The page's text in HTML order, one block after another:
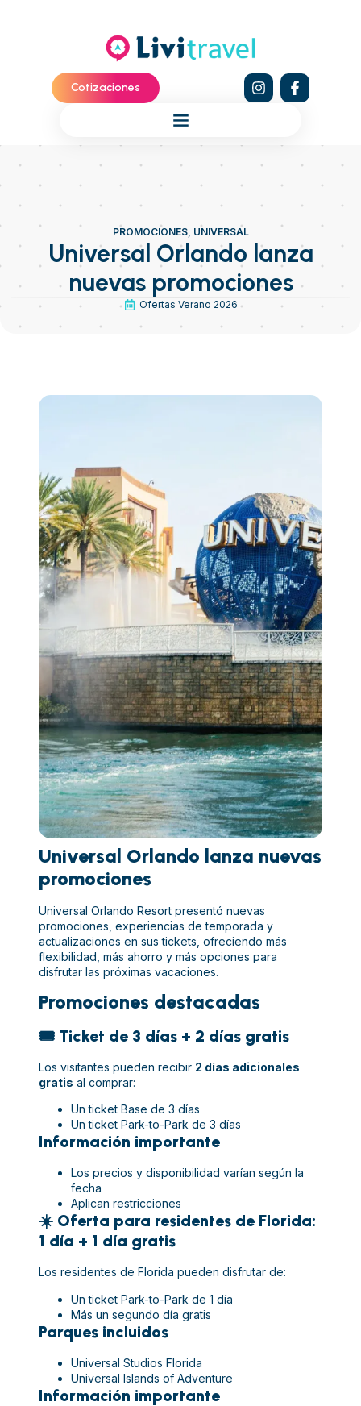
Cotizaciones
PROMOCIONES, UNIVERSAL
Universal Orlando lanza
nuevas promociones
Ofertas Verano 2026
Universal Orlando lanza nuevas
promociones
Universal Orlando Resort presentó nuevas
promociones, experiencias de temporada y
actualizaciones en sus tickets, ofreciendo más
flexibilidad, más ahorro y más opciones para
disfrutar las próximas vacaciones.
Promociones destacadas
🎟️ Ticket de 3 días + 2 días gratis
Los visitantes pueden recibir 2 días adicionales
gratis al comprar:
Un ticket Base de 3 días
Un ticket Park-to-Park de 3 días
Información importante
Los precios y disponibilidad varían según la
fecha
Aplican restricciones
☀️ Oferta para residentes de Florida:
1 día + 1 día gratis
Los residentes de Florida pueden disfrutar de:
Un ticket Park-to-Park de 1 día
Más un segundo día gratis
Parques incluidos
Universal Studios Florida
Universal Islands of Adventure
Información importante